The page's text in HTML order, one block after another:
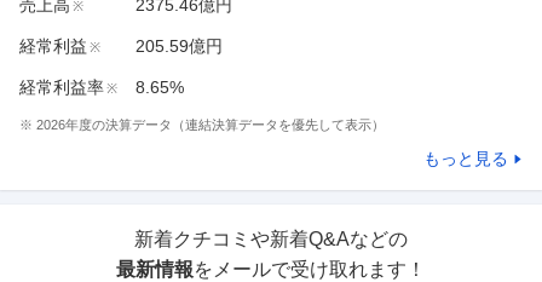
売上高 ※ 2375.46億円
経常利益 ※ 205.59億円
経常利益率※ 8.65%
※ 2026年度の決算データ（連結決算データを優先して表示）
もっと見る
新着クチコミや新着Q&Aなどの
最新情報をメールで受け取れます！